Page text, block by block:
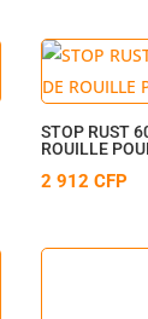
STOP RUST
ROUILLE
2 912CFP